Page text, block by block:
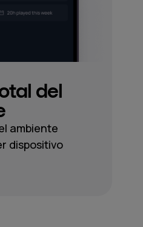
del
ambiente
dispositivo